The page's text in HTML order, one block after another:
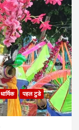
धार्मिक
पहल टुडे